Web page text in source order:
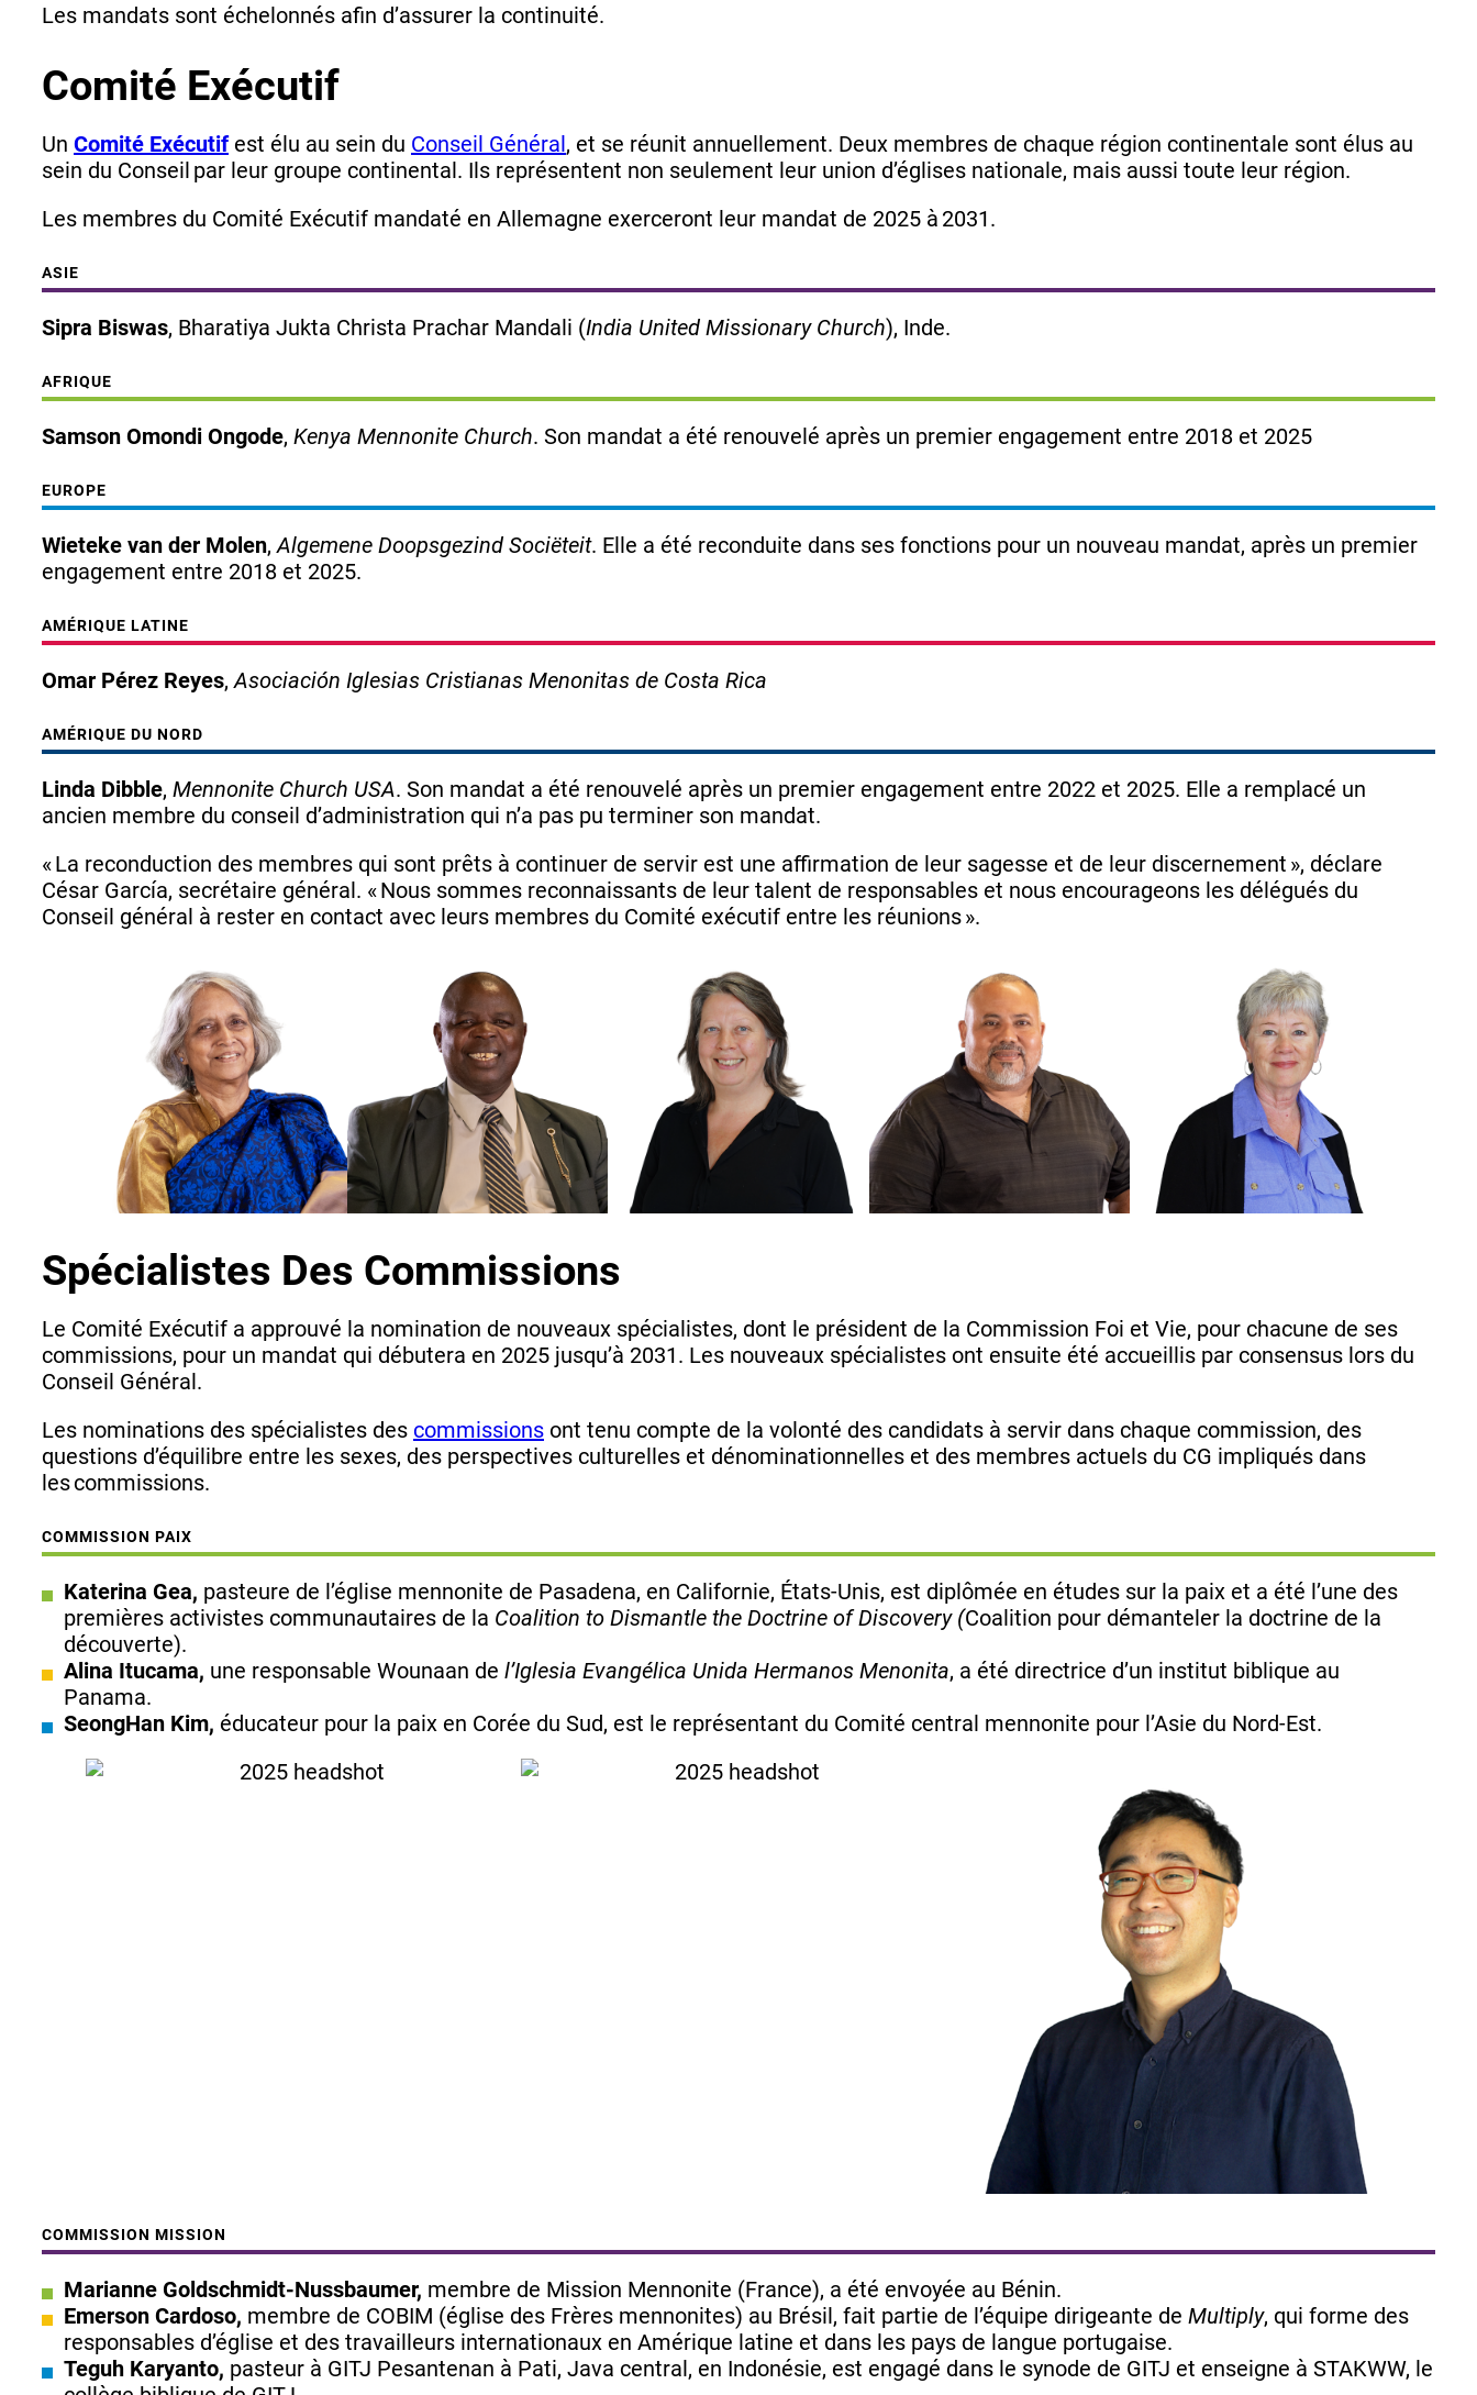
Les mandats sont échelonnés afin d’assurer la continuité.
Comité Exécutif
Un Comité Exécutifest élu au sein du Conseil Général, et se réunit annuellement. Deux membres de chaque région continentale sont élus au
sein du Conseil par leur groupe continental. Ils représentent non seulement leur union d’églises nationale, mais aussi toute leur région.
Les membres du Comité Exécutif mandaté en Allemagne exerceront leur mandat de 2025 à 2031.
ASIE
Sipra Biswas, Bharatiya Jukta Christa Prachar Mandali (India United Missionary Church), Inde.
AFRIQUE
Samson Omondi Ongode, Kenya Mennonite Church. Son mandat a été renouvelé après un premier engagement entre 2018 et 2025
EUROPE
Wieteke van der Molen,Algemene Doopsgezind Sociëteit. Elle a été reconduite dans ses fonctions pour un nouveau mandat, après un premier
engagement entre 2018 et 2025.
AMÉRIQUE LATINE
Omar Pérez Reyes,Asociación Iglesias Cristianas Menonitas de Costa Rica
AMÉRIQUE DU NORD
Linda Dibble, Mennonite Church USA. Son mandat a été renouvelé après un premier engagement entre 2022 et 2025. Elle a remplacé un
ancien membre du conseil d’administration qui n’a pas pu terminer son mandat.
« La reconduction des membres qui sont prêts à continuer de servir est une affirmation de leur sagesse et de leur discernement », déclare
César García, secrétaire général. « Nous sommes reconnaissants de leur talent de responsables et nous encourageons les délégués du
Conseil général à rester en contact avec leurs membres du Comité exécutif entre les réunions ».
Spécialistes Des Commissions
Le Comité Exécutif a approuvé la nomination de nouveaux spécialistes, dont le président de la Commission Foi et Vie, pour chacune de ses
commissions, pour un mandat qui débutera en 2025 jusqu’à 2031. Les nouveaux spécialistes ont ensuite été accueillis par consensus lors du
Conseil Général.
Les nominations des spécialistes des commissions ont tenu compte de la volonté des candidats à servir dans chaque commission, des
questions d’équilibre entre les sexes, des perspectives culturelles et dénominationnelles et des membres actuels du CG impliqués dans
les commissions.
COMMISSION PAIX
Katerina Gea, pasteure de l’église mennonite de Pasadena, en Californie, États-Unis, est diplômée en études sur la paix et a été l’une des
premières activistes communautaires de la Coalition to Dismantle the Doctrine of Discovery (Coalition pour démanteler la doctrine de la
découverte).
Alina Itucama, une responsable Wounaan de l’Iglesia Evangélica Unida Hermanos Menonita, a été directrice d’un institut biblique au
Panama.
SeongHan Kim, éducateur pour la paix en Corée du Sud, est le représentant du Comité central mennonite pour l’Asie du Nord-Est.
COMMISSION MISSION
Marianne Goldschmidt-Nussbaumer, membre de Mission Mennonite (France), a été envoyée au Bénin.
Emerson Cardoso, membre de COBIM (église des Frères mennonites) au Brésil, fait partie de l’équipe dirigeante de Multiply, qui forme des
responsables d’église et des travailleurs internationaux en Amérique latine et dans les pays de langue portugaise.
Teguh Karyanto, pasteur à GITJ Pesantenan à Pati, Java central, en Indonésie, est engagé dans le synode de GITJ et enseigne à STAKWW, le